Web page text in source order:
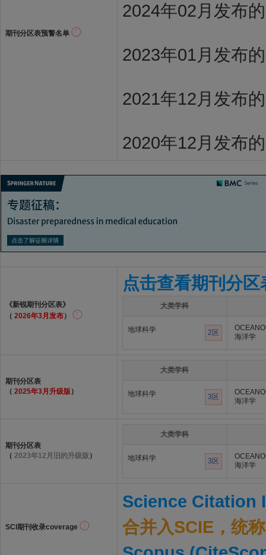
期刊分区表预警名单
2024年02月发布
2023年01月发布
2021年12月发布
2020年12月发布
《新锐期刊分区表》
（ 2026年3月发布）
点击查看期刊分区
大类学科
地球科学 2区
海洋学
期刊分区表
（ 2025年3月升级版 ）
大类学科
地球科学 3区
海洋学
期刊分区表
（ 2023年12月旧的升级版 ）
大类学科
地球科学 3区
海洋学
SCI期刊收录coverage
Science Citation
合并入SCIE，统